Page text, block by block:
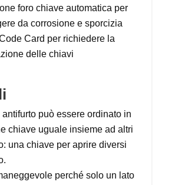
foro chiave automatica per
da corrosione e sporcizia
Card per richiedere la
delle chiavi
antifurto può essere ordinato in
chiave uguale insieme ad altri
una chiave per aprire diversi
perché solo un lato